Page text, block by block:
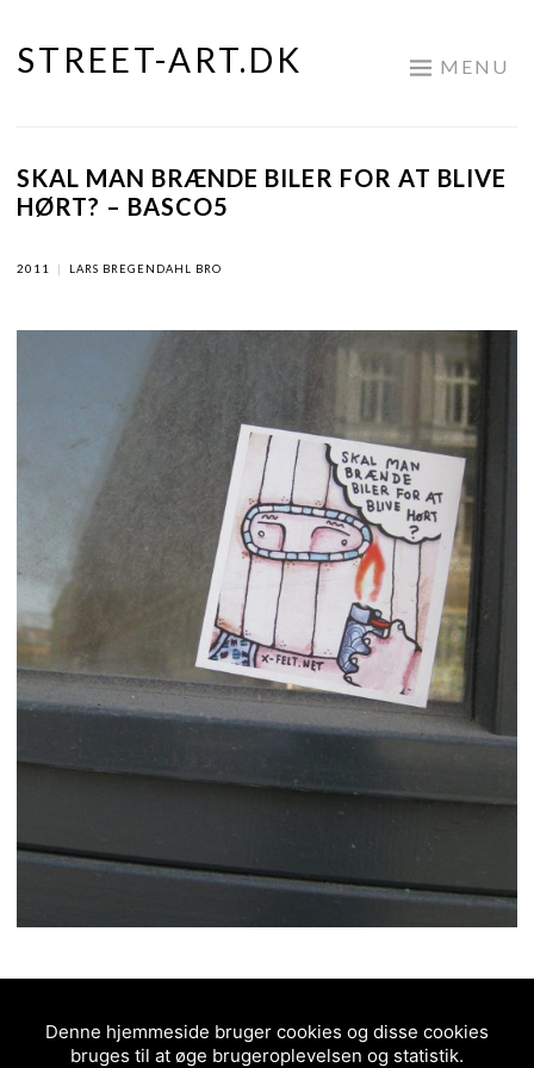
Skip
STREET-ART.DK MENU
SKAL MAN BRÆNDE BILER FOR AT BLIVE
HØRT? – BASCO5
2011 | LARS BREGENDAHL BRO
POSTED INSTICKER
BASCO5 COPENHAGEN GADEKUNST KØBENHAVN
Denne hjemmeside bruger cookies og disse cookies
bruges til at øge brugeroplevelsen og statistik.